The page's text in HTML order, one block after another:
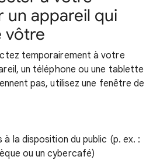
un appareil qui
vôtre
temporairement à votre
un téléphone ou une tablette
pas, utilisez une fenêtre de
à la disposition du public (p. ex. :
ou un cybercafé)